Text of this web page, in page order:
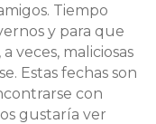
Tiempo
y para que
veces, maliciosas
Estas fechas son
con
gustaría ver